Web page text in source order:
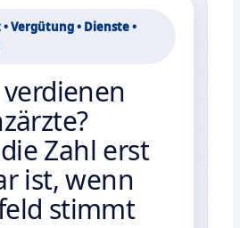
Vergütung • Dienste •
Zahl erst
ist, wenn
stimmt